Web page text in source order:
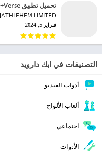
تحميل تطبيق Holy Bible – KJV+Verse مهكر للاندرويد 2024
JATHLEHEM LIMITED‏
فبراير 5, 2024
التصنيفات في ابك دارويد
أدوات الفيديو
ألعاب الألواح
اجتماعي
الأدوات